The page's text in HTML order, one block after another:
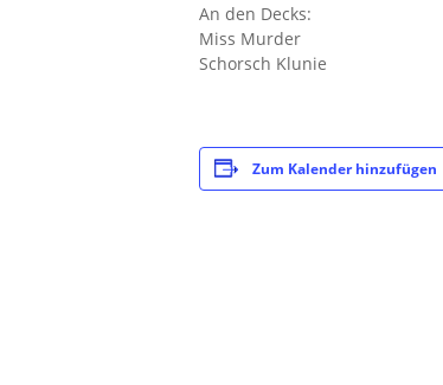
An den Decks:
Miss Murder
Schorsch Klunie
Zum Kalender hinzufügen